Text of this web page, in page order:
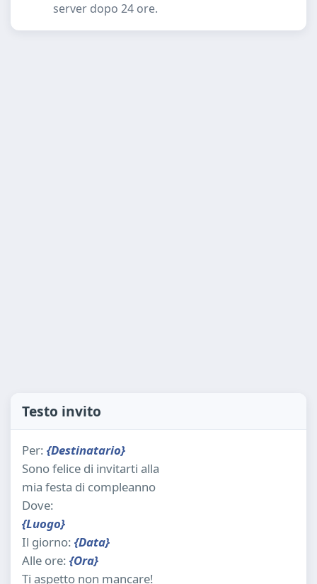
server dopo 24 ore.
Testo invito
Per: {Destinatario}
Sono felice di invitarti alla
mia festa di compleanno
Dove:
{Luogo}
Il giorno: {Data}
Alle ore: {Ora}
Ti aspetto non mancare!